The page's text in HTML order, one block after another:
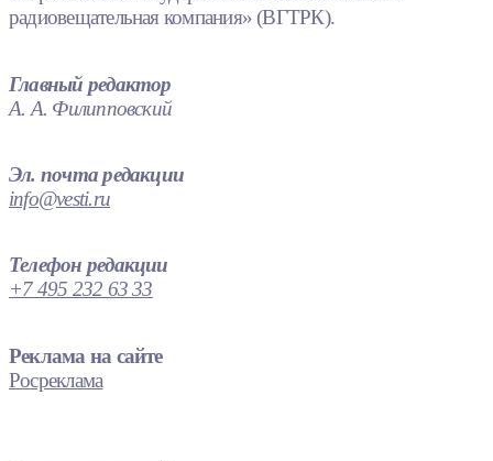
радиовещательная компания» (ВГТРК).
Главный редактор
А. А. Филипповский
Эл. почта редакции
info@vesti.ru
Телефон редакции
+7 495 232 63 33
Реклама на сайте
Росреклама